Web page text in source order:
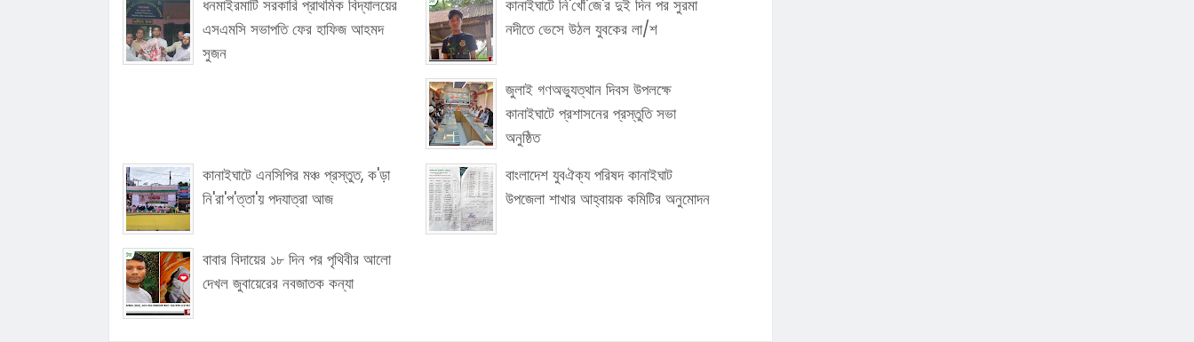
ধনমাইরমাটি সরকারি প্রাথমিক বিদ্যালয়ের
এসএমসি সভাপতি ফের হাফিজ আহমদ
সুজন
কানাইঘাটে নি'খোঁ'জে'র দুই দিন পর সুরমা
নদীতে ভেসে উঠল যুবকের লা/শ
জুলাই গণঅভ্যুত্থান দিবস উপলক্ষে
কানাইঘাটে প্রশাসনের প্রস্তুতি সভা
অনুষ্ঠিত
কানাইঘাটে এনসিপির মঞ্চ প্রস্তুত, ক'ড়া
নি'রা'প'ত্তা'য় পদযাত্রা আজ
বাংলাদেশ যুবঐক্য পরিষদ কানাইঘাট
উপজেলা শাখার আহ্বায়ক কমিটির অনুমোদন
বাবার বিদায়ের ১৮ দিন পর পৃথিবীর আলো
দেখল জুবায়েরের নবজাতক কন্যা